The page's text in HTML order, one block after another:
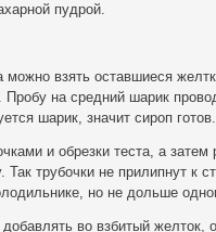
пудрой.
взять оставшиеся
Пробу на средний шарик
шарик, значит сироп готов.
и обрезки теста, а
Так трубочки не прилипнут к
но не дольше
во взбитый желток,